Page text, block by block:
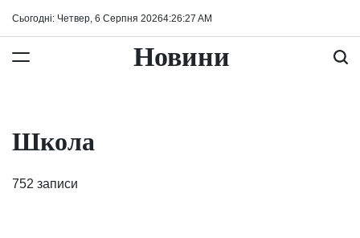
Сьогодні: Четвер, 6 Серпня 20264:26:27 AM
Новини
Школа
752 записи